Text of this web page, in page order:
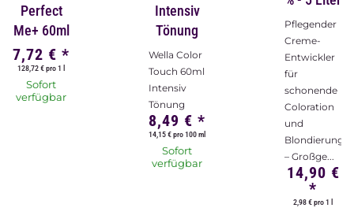
Perfect
Me+ 60ml
7,72 € *
128,72 € pro 1 l
Sofort
verfügbar
Intensiv
Tönung
Wella Color
Touch 60ml
Intensiv
Tönung
8,49 € *
14,15 € pro 100 ml
Sofort
verfügbar
Pflegender
Creme-
Entwickler
für
schonende
Coloration
und
Blondierung
– Großge...
14,90 €
*
2,98 € pro 1 l